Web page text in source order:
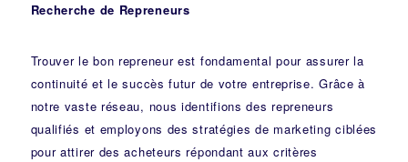
Recherche de Repreneurs
Trouver le bon repreneur est fondamental pour assurer la
continuité et le succès futur de votre entreprise. Grâce à
notre vaste réseau, nous identifions des repreneurs
qualifiés et employons des stratégies de marketing ciblées
pour attirer des acheteurs répondant aux critères